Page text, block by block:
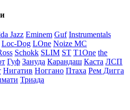
Jazz Eminem Guf Instrumentals
Loc-Dog LOne Noize MC
Schokk SLIM ST T1One the
Гуф Зануда Карандаш Каста ЛСП
Нигатив Ноггано Птаха Рем Дигга
Триада